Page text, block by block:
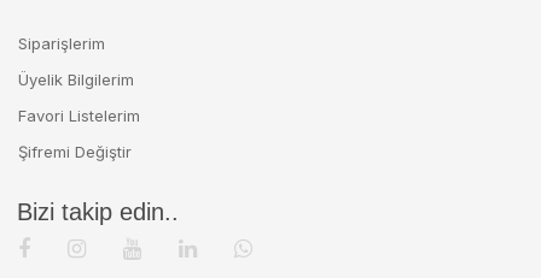
Siparişlerim
Üyelik Bilgilerim
Favori Listelerim
Şifremi Değiştir
Bizi takip edin..